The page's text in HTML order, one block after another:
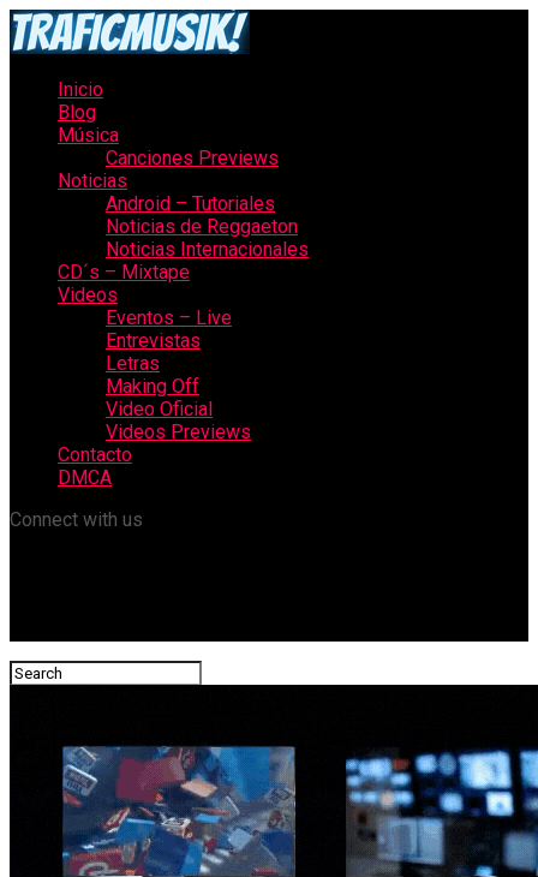
Inicio
Blog
Música
Canciones Previews
Noticias
Android – Tutoriales
Noticias de Reggaeton
Noticias Internacionales
CD´s – Mixtape
Videos
Eventos – Live
Entrevistas
Letras
Making Off
Video Oficial
Videos Previews
Contacto
DMCA
Connect with us